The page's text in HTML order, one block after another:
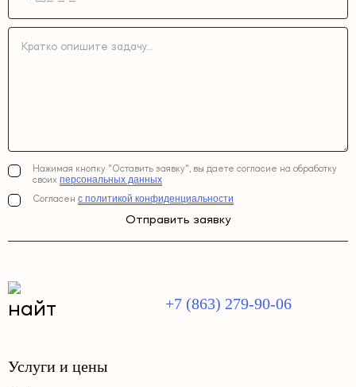
Нажимая кнопку "Оставить заявку", вы даете согласие на обработку
своих персональных данных
Согласен с политикой конфиденциальности
Отправить заявку
+7 (863) 279-90-06
Услуги и цены